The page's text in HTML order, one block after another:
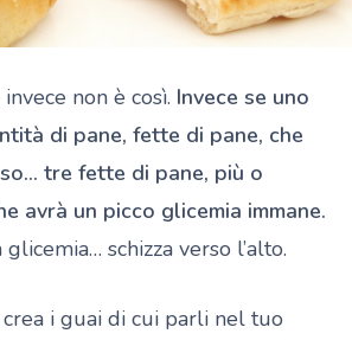
non è così. Invece se uno
di pane, fette di pane, che
tre fette di pane, più o
avrà un picco glicemia immane.
schizza verso l’alto.
i guai di cui parli nel tuo